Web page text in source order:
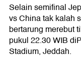
Selain semifinal
vs China tak kalah
bertarung merebut
pukul 22.30 WIB
Stadium, Jeddah.